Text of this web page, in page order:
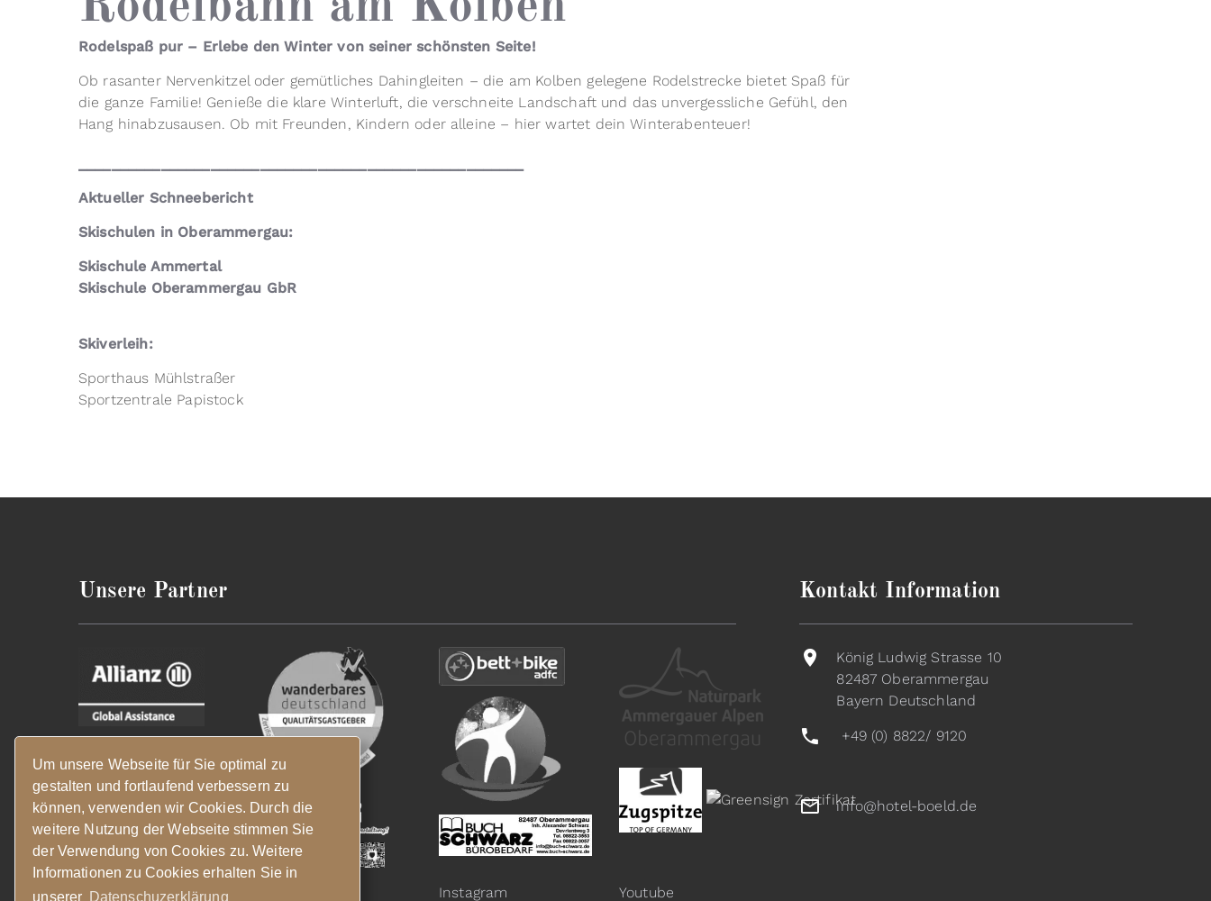
Um unsere Webseite für Sie optimal zu
gestalten und fortlaufend verbessern zu
können, verwenden wir Cookies. Durch die
weitere Nutzung der Webseite stimmen Sie
der Verwendung von Cookies zu. Weitere
Informationen zu Cookies erhalten Sie in
unserer Datenschuzerklärung
Rodelspaß pur – Erlebe den Winter von seiner schönsten Seite!
Ob rasanter Nervenkitzel oder gemütliches Dahingleiten – die am Kolben gelegene Rodelstrecke bietet Spaß für
die ganze Familie! Genieße die klare Winterluft, die verschneite Landschaft und das unvergessliche Gefühl, den
Hang hinabzusausen. Ob mit Freunden, Kindern oder alleine – hier wartet dein Winterabenteuer!
Aktueller Schneebericht
Skischulen in Oberammergau:
Skischule Ammertal
Skischule Oberammergau GbR
Skiverleih:
Sporthaus Mühlstraßer
Sportzentrale Papistock
Unsere Partner Kontakt Information
König Ludwig Strasse 10
82487 Oberammergau
Bayern Deutschland
+49 (0) 8822/ 9120
info@hotel-boeld.de
Folge uns Instagram Youtube